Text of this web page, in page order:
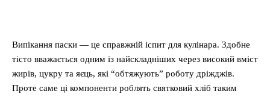
Випікання паски — це справжній іспит для кулінара. Здобне
тісто вважається одним із найскладніших через високий вміст
жирів, цукру та яєць, які “обтяжують” роботу дріжджів.
Проте саме ці компоненти роблять святковий хліб таким